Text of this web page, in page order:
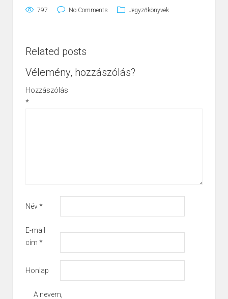
797 No Comments Jegyzőkönyvek
Related posts
Vélemény, hozzászólás?
Hozzászólás
*
Név*
E-mail
cím *
Honlap
A nevem,